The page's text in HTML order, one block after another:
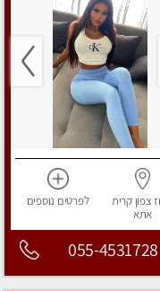
צפוןקרית
אתא
לפרטים נוספים
055-4531728